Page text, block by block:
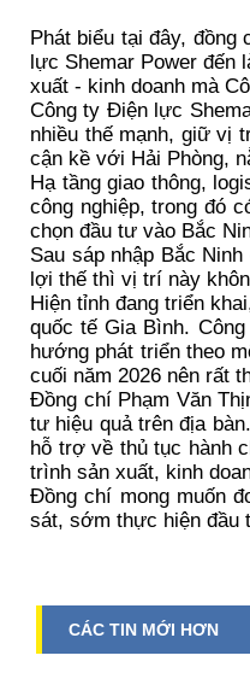
Phát biểu tại đây,
lực Shemar Power đến
xuất - kinh doanh mà
Công ty Điện lực
nhiều thế mạnh, giữ vị
cận kề với Hải Phòng,
Hạ tầng giao thông,
công nghiệp, trong đó
chọn đầu tư vào Bắc
Sau sáp nhập Bắc
lợi thế thì vị trí này
Hiện tỉnh đang triển
quốc tế Gia Bình.
hướng phát triển theo
cuối năm 2026 nên rất
Đồng chí Phạm Văn
tư hiệu quả trên địa
hỗ trợ về thủ tục hành
trình sản xuất, kinh
Đồng chí mong muốn
sát, sớm thực hiện đầu
CÁC TIN MỚI HƠN